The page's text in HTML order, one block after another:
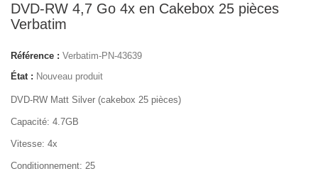
DVD-RW 4,7 Go 4x en Cakebox 25 pièces
Verbatim
Référence : Verbatim-PN-43639
État : Nouveau produit
DVD-RW Matt Silver (cakebox 25 pièces)
Capacité: 4.7GB
Vitesse: 4x
Conditionnement: 25